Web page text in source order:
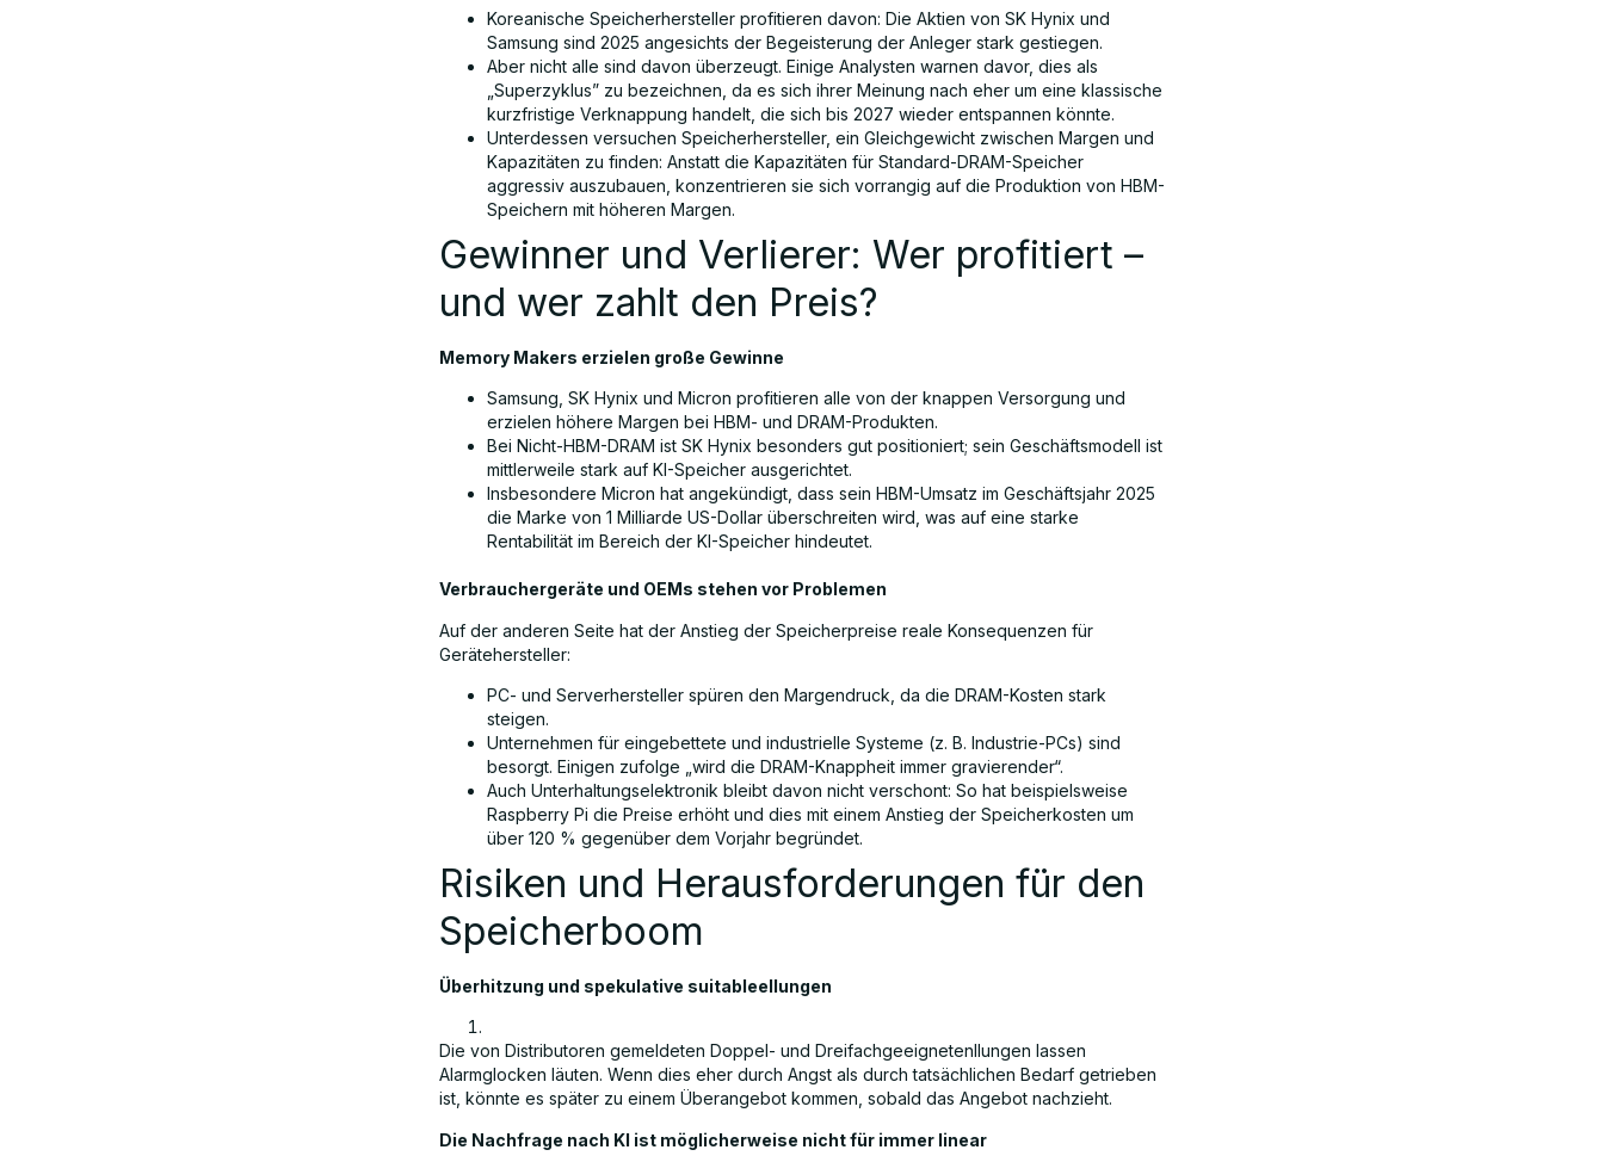
Koreanische Speicherhersteller profitieren davon: Die Aktien von SK Hynix und
Samsung sind 2025 angesichts der Begeisterung der Anleger stark gestiegen.
Aber nicht alle sind davon überzeugt. Einige Analysten warnen davor, dies als
„Superzyklus” zu bezeichnen, da es sich ihrer Meinung nach eher um eine klassische
kurzfristige Verknappung handelt, die sich bis 2027 wieder entspannen könnte.
Unterdessen versuchen Speicherhersteller, ein Gleichgewicht zwischen Margen und
Kapazitäten zu finden: Anstatt die Kapazitäten für Standard-DRAM-Speicher
aggressiv auszubauen, konzentrieren sie sich vorrangig auf die Produktion von HBM-
Speichern mit höheren Margen.
Gewinner und Verlierer: Wer profitiert –
und wer zahlt den Preis?
Memory Makers erzielen große Gewinne
Samsung, SK Hynix und Micron profitieren alle von der knappen Versorgung und
erzielen höhere Margen bei HBM- und DRAM-Produkten.
Bei Nicht-HBM-DRAM ist SK Hynix besonders gut positioniert; sein Geschäftsmodell ist
mittlerweile stark auf KI-Speicher ausgerichtet.
Insbesondere Micron hat angekündigt, dass sein HBM-Umsatz im Geschäftsjahr 2025
die Marke von 1 Milliarde US-Dollar überschreiten wird, was auf eine starke
Rentabilität im Bereich der KI-Speicher hindeutet.
Verbrauchergeräte und OEMs stehen vor Problemen
Auf der anderen Seite hat der Anstieg der Speicherpreise reale Konsequenzen für
Gerätehersteller:
PC- und Serverhersteller spüren den Margendruck, da die DRAM-Kosten stark
steigen.
Unternehmen für eingebettete und industrielle Systeme (z. B. Industrie-PCs) sind
besorgt. Einigen zufolge „wird die DRAM-Knappheit immer gravierender“.
Auch Unterhaltungselektronik bleibt davon nicht verschont: So hat beispielsweise
Raspberry Pi die Preise erhöht und dies mit einem Anstieg der Speicherkosten um
über 120 % gegenüber dem Vorjahr begründet.
Risiken und Herausforderungen für den
Speicherboom
Überhitzung und spekulative suitableellungen
Die von Distributoren gemeldeten Doppel- und Dreifachgeeignetenllungen lassen
Alarmglocken läuten. Wenn dies eher durch Angst als durch tatsächlichen Bedarf getrieben
ist, könnte es später zu einem Überangebot kommen, sobald das Angebot nachzieht.
Die Nachfrage nach KI ist möglicherweise nicht für immer linear